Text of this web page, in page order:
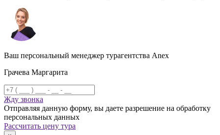
Ваш персональный менеджер турагентства Anex
Грачева Маргарита
Жду звонка
Отправляя данную форму, вы даете разрешение на обработку
персональных данных
Рассчитать цену тура